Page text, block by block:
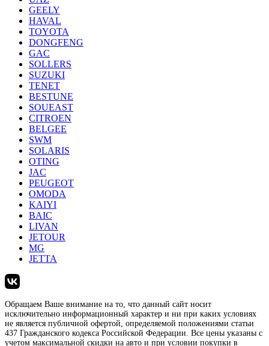
GEELY
HAVAL
TOYOTA
DONGFENG
GAC
SOLLERS
SUZUKI
TENET
BESTUNE
SOUEAST
CITROEN
BELGEE
SWM
SOLARIS
OTING
JAC
PEUGEOT
OMODA
KAIYI
BAIC
LIVAN
JETOUR
MG
JETTA
Обращаем Ваше внимание на то, что данный сайт носит
исключительно информационный характер и ни при каких условиях
не является публичной офертой, определяемой положениями статьи
437 Гражданского кодекса Российской Федерации. Все цены указаны с
учетом максимальной скидки на авто и при условии покупки в